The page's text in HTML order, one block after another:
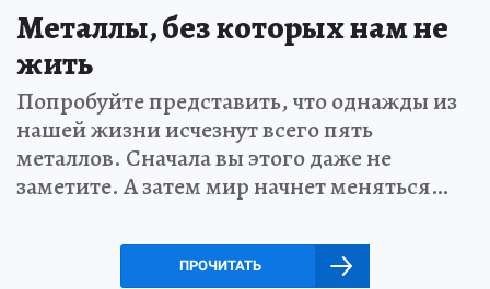
Металлы, без которых нам не
жить
Попробуйте представить, что однажды из
нашей жизни исчезнут всего пять
металлов. Сначала вы этого даже не
заметите. А затем мир начнет меняться…
ПРОЧИТАТЬ